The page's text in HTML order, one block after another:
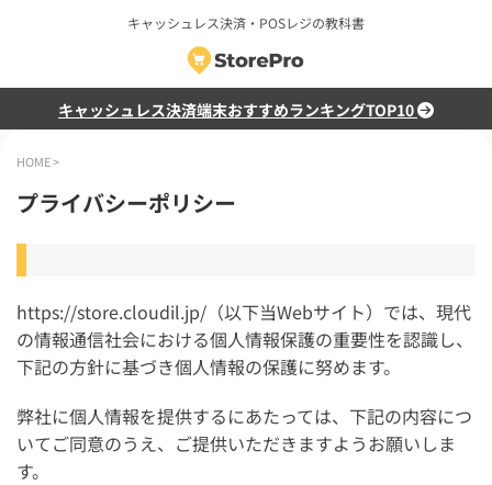
キャッシュレス決済・POSレジの教科書
キャッシュレス決済端末おすすめランキングTOP10
HOME>
プライバシーポリシー
https://store.cloudil.jp/（以下当Webサイト）では、現代
の情報通信社会における個人情報保護の重要性を認識し、
下記の方針に基づき個人情報の保護に努めます。
弊社に個人情報を提供するにあたっては、下記の内容につ
いてご同意のうえ、ご提供いただきますようお願いしま
す。